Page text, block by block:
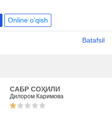
Online o'qish
Batafsil
САБР СОҲИЛИ
Дилором Каримова